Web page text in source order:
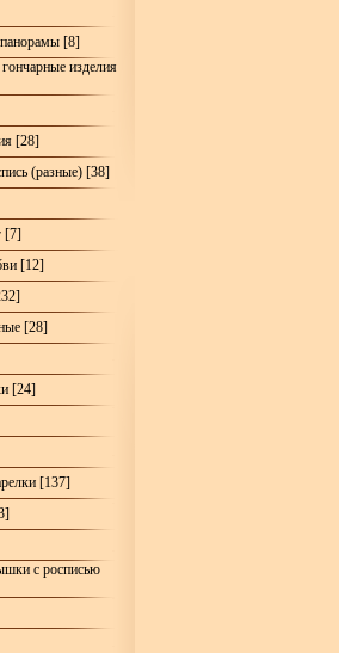
[8]
изделия
[28]
(разные) [38]
[7]
[12]
[28]
[24]
[137]
с росписью